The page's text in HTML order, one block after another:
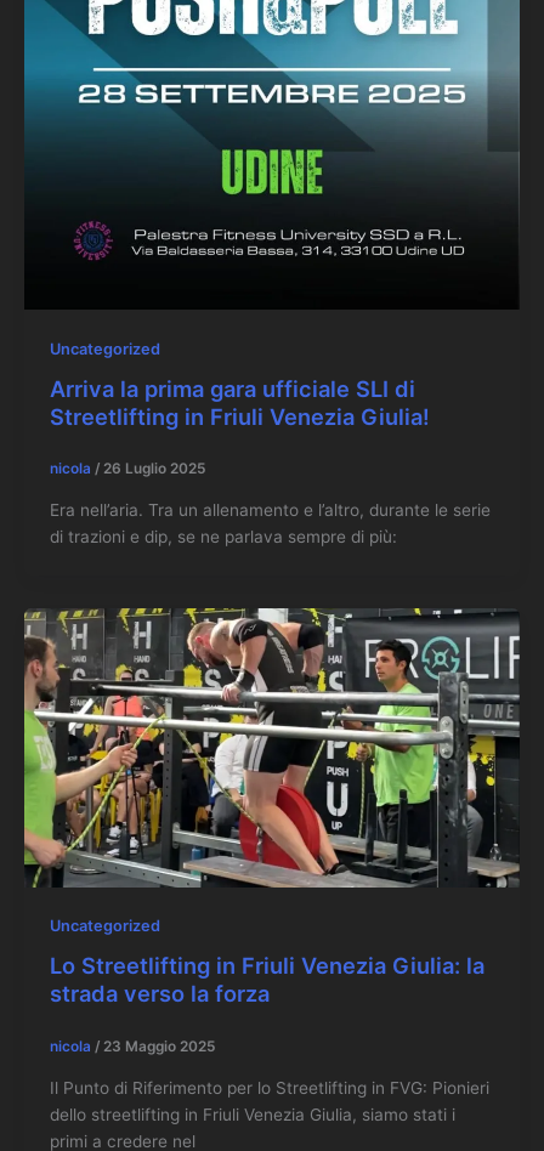
Uncategorized
Arriva la prima gara ufficiale SLI di
Streetlifting in Friuli Venezia Giulia!
nicola / 26 Luglio 2025
Era nell’aria. Tra un allenamento e l’altro, durante le serie
di trazioni e dip, se ne parlava sempre di più:
Uncategorized
Lo Streetlifting in Friuli Venezia Giulia: la
strada verso la forza
nicola / 23 Maggio 2025
Il Punto di Riferimento per lo Streetlifting in FVG: Pionieri
dello streetlifting in Friuli Venezia Giulia, siamo stati i
primi a credere nel